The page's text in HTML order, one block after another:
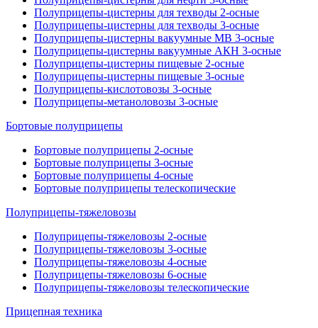
Полуприцепы-цистерны для техводы 2-осные
Полуприцепы-цистерны для техводы 3-осные
Полуприцепы-цистерны вакуумные МВ 3-осные
Полуприцепы-цистерны вакуумные АКН 3-осные
Полуприцепы-цистерны пищевые 2-осные
Полуприцепы-цистерны пищевые 3-осные
Полуприцепы-кислотовозы 3-осные
Полуприцепы-метаноловозы 3-осные
Бортовые полуприцепы
Бортовые полуприцепы 2-осные
Бортовые полуприцепы 3-осные
Бортовые полуприцепы 4-осные
Бортовые полуприцепы телескопические
Полуприцепы-тяжеловозы
Полуприцепы-тяжеловозы 2-осные
Полуприцепы-тяжеловозы 3-осные
Полуприцепы-тяжеловозы 4-осные
Полуприцепы-тяжеловозы 6-осные
Полуприцепы-тяжеловозы телескопические
Прицепная техника